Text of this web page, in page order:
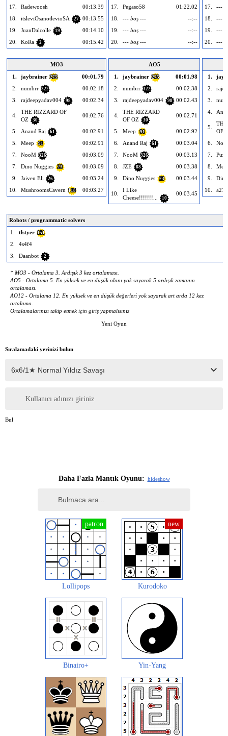
17.
Radewoosh
00:13.39
18.
itsleviOsanotlevioSA 27
00:13.55
19.
JuanDalcolle 19
00:14.10
20.
KoRa 2 00:15.42
17.
Pegaso58
01:22.02
18.
--- boş ---
--:--
19.
--- boş ---
--:--
20.
--- boş --- --:--
17.
---
18.
---
19.
---
20.
---
MO3
1.
jaybrainer 275
00:01.79
2.
numbrr 322
00:02.18
3.
rajdeepyadav004 98 00:02.34
4.
THE RIZZARD OF
OZ
30
00:02.76
5. Anand Raj 61
00:02.91
5.
Meep 91
00:02.91
7.
NooM 326
00:03.09
7.
Dino Nuggies 23
00:03.09
9.
Jaiven Eli 26
00:03.24
10.
MushroomsCavern 118 00:03.27
AO5
1.
jaybrainer 275
00:01.98
2.
numbrr 322
00:02.38
3.
rajdeepyadav004 98 00:02.43
4.
THE RIZZARD
OF OZ
30
00:02.71
5. Meep 91
00:02.92
6.
Anand Raj 61
00:03.04
7.
NooM 326
00:03.13
8.
JZE 88
00:03.38
9.
Dino Nuggies 23 00:03.44
10.
I Like
Cheese!!!!!!!...
10
00:03.45
1.
2.
3.
4.
5.
OF
6.
7.
8.
9.
10.
Robots / programmatic solvers
1.
tlstyer 151
2.
4s4f4
3.
Daanbot 2
* MO3 - Ortalama 3. Ardışık 3 kez ortalaması.
AO5 - Ortalama 5. En yüksek ve en düşük olanı yok sayarak 5 ardışık zamanın
ortalaması.
AO12 - Ortalama 12. En yüksek ve en düşük değerleri yok sayarak art arda 12 kez
ortalama.
Ortalamalarınızı takip etmek için giriş yapmalısınız
Yeni Oyun
Sıralamadaki yerinizi bulun
Kullanıcı adınızı giriniz
Bul
Daha Fazla Mantık Oyunu: hideshow
Lollipops Kurodoko
Binairo+ Yin-Yang